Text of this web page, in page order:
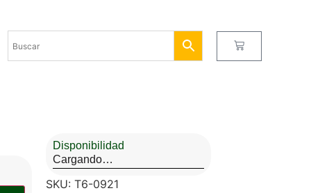
Disponibilidad
Cargando…
SKU: T6-0921